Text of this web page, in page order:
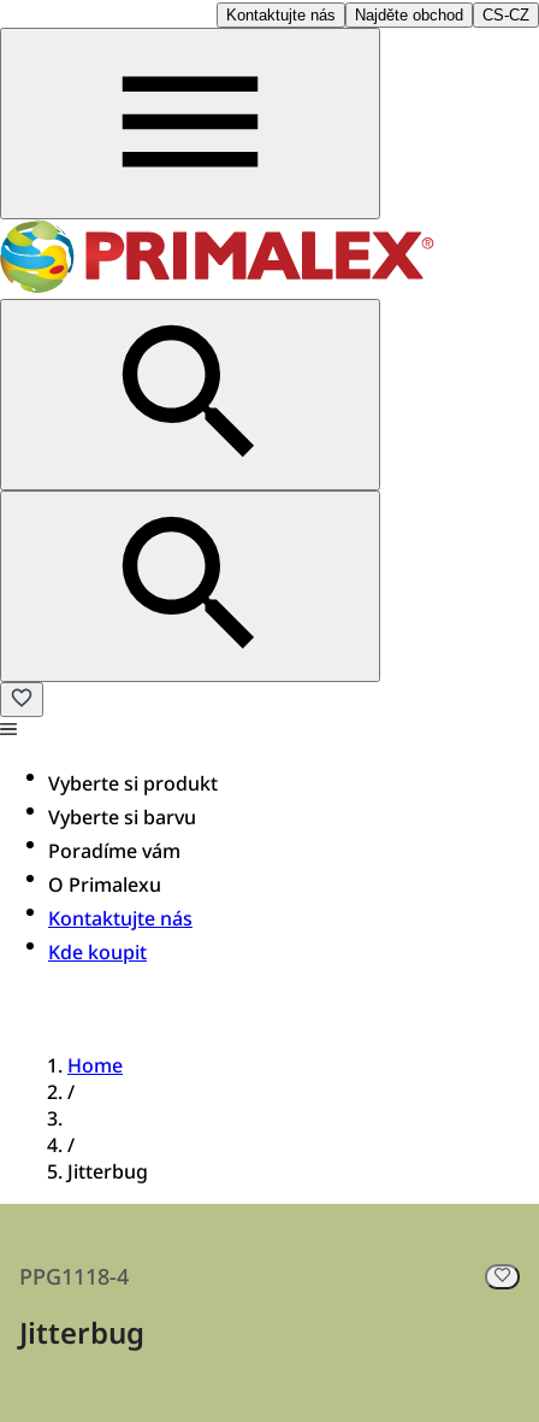
Kontaktujte nás Najděte obchod CS-CZ
Vyberte si produkt
Vyberte si barvu
Poradíme vám​
O Primalexu
Kontaktujte nás
Kde koupit
Home
/
/
Jitterbug
PPG1118-4
Jitterbug